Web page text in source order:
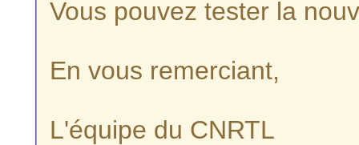
Vous pouvez tester la
En vous remerciant,
L'équipe du CNRTL